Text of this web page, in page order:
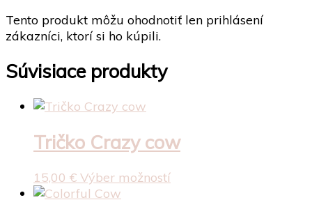
Tento produkt môžu ohodnotiť len prihlásení
zákazníci, ktorí si ho kúpili.
Súvisiace produkty
Tričko Crazy cow
15,00 € Výber možnostíTento